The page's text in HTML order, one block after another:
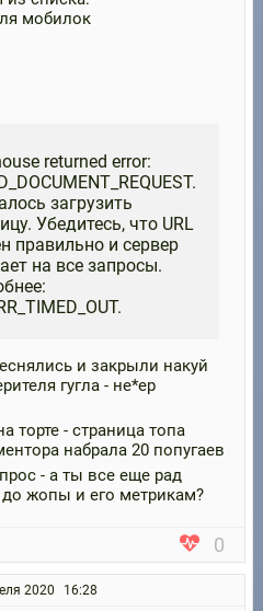
мобилок
returned error:
загрузить
Убедитесь, что URL
правильно и сервер
на все запросы.
и закрыли накуй
гугла - не*ер
торте - страница топа
набрала 20 попугаев
- а ты все еще рад
жопы и его метрикам?
0
2020 16:28